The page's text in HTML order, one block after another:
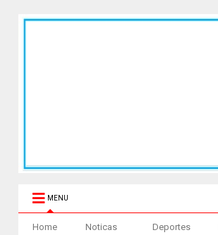
MENU
Home Noticas Deportes